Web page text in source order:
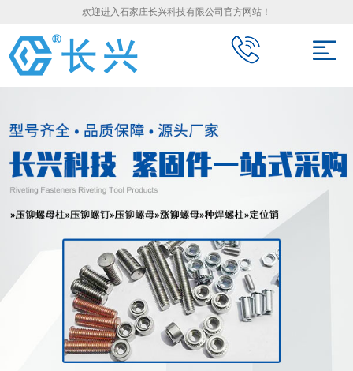
欢迎进入石家庄长兴科技有限公司官方网站！